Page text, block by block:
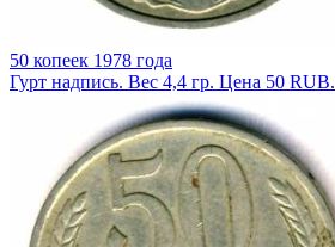
50 копеек 1978 года
Гурт надпись. Вес 4,4 гр. Цена 50 RUB.